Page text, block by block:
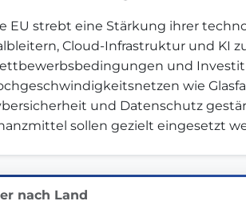
in Transparency
Votes (CSV), one of Germany's
Join us to advance digital
EU strebt eine Stärkung ihrer
Cloud-Infrastruktur und KI
und
wie
und Datenschutz
sollen gezielt eingesetzt
nach Land